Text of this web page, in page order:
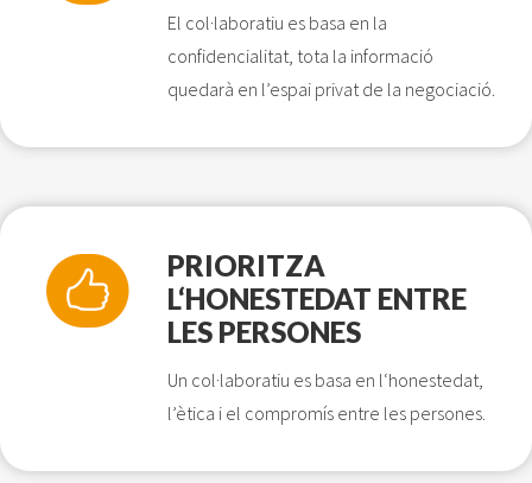
El col·laboratiu es basa en la
confidencialitat, tota la informació
quedarà en l’espai privat de la negociació.
PRIORITZA
L‘HONESTEDAT ENTRE
LES PERSONES
Un col·laboratiu es basa en l‘honestedat,
l’ètica i el compromís entre les persones.